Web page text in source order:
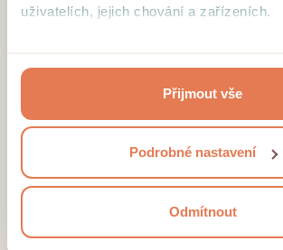
uživatelích, jejich chování a zařízeních.
souhlasíte s tím, že tyto informace
třetími stranami, např. s partnery
našich stránek nebo provozovateli
Projděte si podrobný přehled cookies a
Přijmout vše
Podrobné nastavení
Odmítnout
"Na terapii nás přivádí
Terapie je léčba slovem vhodná
náročnými situacemi, bez ohledu
diagnostikované onemocnění.
systemické terapie, která se